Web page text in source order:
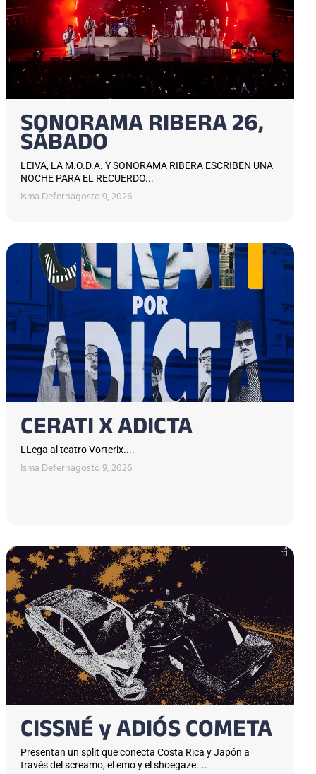
SONORAMA RIBERA 26,
SÁBADO
LEIVA, LA M.O.D.A. Y SONORAMA RIBERA ESCRIBEN UNA
NOCHE PARA EL RECUERDO...
Isma Defernagosto 9, 2026
CERATI X ADICTA
LLega al teatro Vorterix....
Isma Defernagosto 9, 2026
CISSNÉ y ADIÓS COMETA
Presentan un split que conecta Costa Rica y Japón a
través del screamo, el emo y el shoegaze....